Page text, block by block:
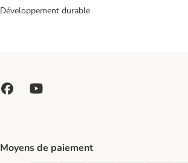
Développement durable
Moyens de paiement